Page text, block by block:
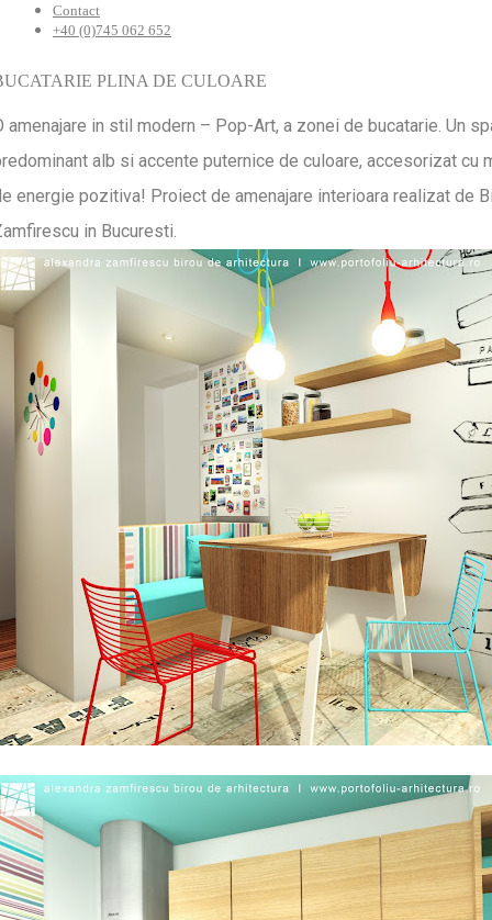
Contact
+40 (0)745 062 652
PLINA DE CULOARE
amenajare in stil modern – Pop-Art, a zonei de bucatarie. Un
alb si accente puternice de culoare, accesorizat cu
energie pozitiva! Proiect de amenajare interioara realizat de
in Bucuresti.